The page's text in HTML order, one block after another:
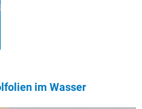
im Wasser